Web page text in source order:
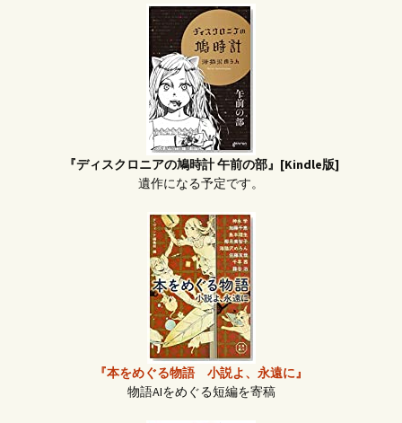
『ディスクロニアの鳩時計 午前の部』[Kindle版]
遺作になる予定です。
『本をめぐる物語 小説よ、永遠に』
物語AIをめぐる短編を寄稿